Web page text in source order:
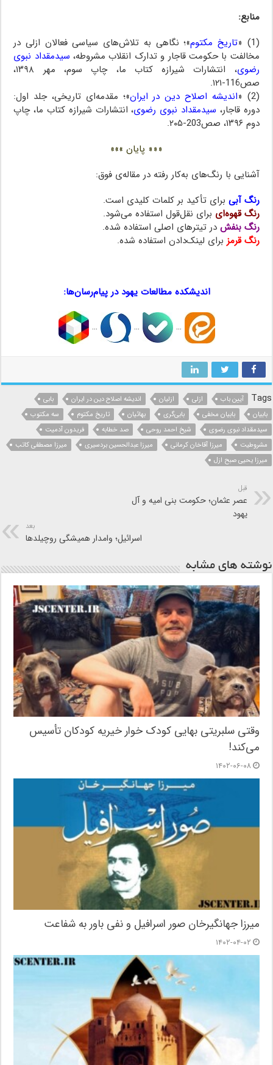
منابع:
(1) «
تاریخ مکتوم»؛ نگاهی به تلاش‌های سیاسی فعالان ازلی در
مخالفت با حکومت قاجار و تدارک انقلاب مشروطه، سیدمقداد نبوی
رضوی
، انتشارات شیرازه کتاب ما، چاپ سوم، مهر ۱۳۹۸،
صص116-۱۲۱.
(2) «
اندیشه اصلاح دین در ایران»؛ مقدمه‌ای تاریخی، جلد اول:
دوره قاجار، سیدمقداد نبوی رضوی، انتشارات شیرازه کتاب ما، چاپ
دوم ۱۳۹۶، صص203-۲۰۵.
««« پایان »»»
آشنایی با رنگ‌های به‌کار رفته در مقاله‌ی فوق:
رنگ آبی برای تأکید بر کلمات کلیدی است.
رنگ قهوه‌ای برای نقل‌قول استفاده می‌شود.
رنگ بنفش در تیترهای اصلی استفاده شده.
رنگ قرمز برای لینک‌دادن استفاده شده.
اندیشکده مطالعات یهود در پیام‌رسان‌ها:
…
…
…
Tags آیین باب ازلی ازلیان اندیشه اصلاح دین در ایران
بابی
بابیان
بابیان مخفی بابی‌گری بهائیان تاریخ مکتوم
سه مکتوب
سیدمقداد نبوی رضوی
شیخ احمد روحی صد خطابه
فریدون آدمیت
مشروطیت
میرزا آقاخان کرمانی میرزا عبدالحسین بردسیری
میرزا مصطفی کاتب
میرزا یحیی صبح ازل
قبل
عصر عثمان؛ حکومت بنی امیه و آل
یهود
بعد
اسرائیل؛ وامدار همیشگی روچیلدها
نوشته های مشابه
وقتی سلبریتی بهایی کودک خوار خیریه کودکان تأسیس
می‌کند!
۱۴۰۲-۰۶-۰۸
میرزا جهانگیرخان صور اسرافیل و نفی باور به شفاعت
۱۴۰۲-۰۴-۰۲